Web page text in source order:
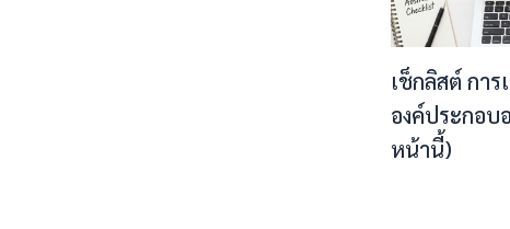
เช็กลิสต์ กา
องค์ประกอบ
หน้านี้)